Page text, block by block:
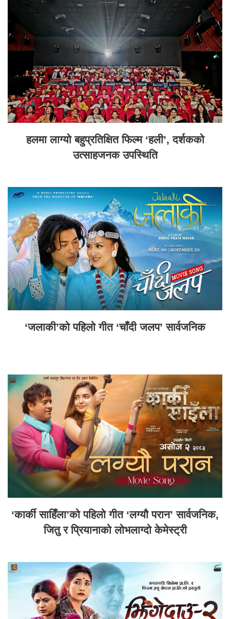
हलमा लाग्यो बहुप्रतिक्षित फिल्म ‘हली’, दर्शकको
उत्साहजनक उपस्थिति
‘जलाकी’को पहिलो गीत ‘चाँदी जलप’ सार्वजनिक
‘कार्की साहिँला’को पहिलो गीत ‘लग्यौ परान’ सार्वजनिक,
जितु र प्रियानाको लोभलाग्दो केमेस्ट्री